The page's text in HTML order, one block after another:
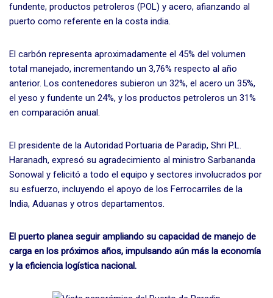
fundente, productos petroleros (POL) y acero, afianzando al
puerto como referente en la costa india.
El carbón representa aproximadamente el 45% del volumen
total manejado, incrementando un 3,76% respecto al año
anterior. Los contenedores subieron un 32%, el acero un 35%,
el yeso y fundente un 24%, y los productos petroleros un 31%
en comparación anual.
El presidente de la Autoridad Portuaria de Paradip, Shri P.L.
Haranadh, expresó su agradecimiento al ministro Sarbananda
Sonowal y felicitó a todo el equipo y sectores involucrados por
su esfuerzo, incluyendo el apoyo de los Ferrocarriles de la
India, Aduanas y otros departamentos.
El puerto planea seguir ampliando su capacidad de manejo de
carga en los próximos años, impulsando aún más la economía
y la eficiencia logística nacional.